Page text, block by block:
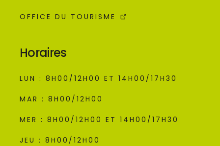
OFFICE DU TOURISME
Horaires
LUN : 8H00/12H00 ET 14H00/17H30
MAR : 8H00/12H00
MER : 8H00/12H00 ET 14H00/17H30
JEU : 8H00/12H00